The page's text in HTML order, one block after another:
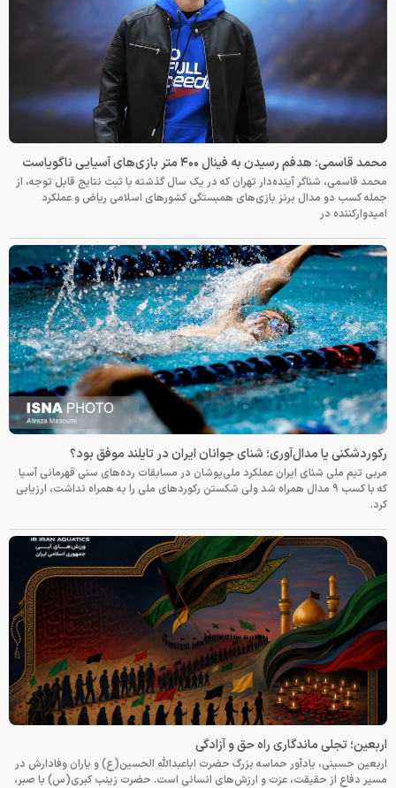
محمد قاسمی: هدفم رسیدن به فینال ۴۰۰ متر بازی‌های آسیایی ناگویاست
محمد قاسمی، شناگر آینده‌دار تهران که در یک سال گذشته با ثبت نتایج قابل توجه، از
جمله کسب دو مدال برنز بازی‌های همبستگی کشورهای اسلامی ریاض و عملکرد
امیدوارکننده در
رکوردشکنی یا مدال‌آوری؛ شنای جوانان ایران در تایلند موفق بود؟
مربی تیم ملی شنای ایران عملکرد ملی‌پوشان در مسابقات رده‌های سنی قهرمانی آسیا
که با کسب ۹ مدال همراه شد ولی شکستن رکوردهای ملی را به همراه نداشت، ارزیابی
کرد.
اربعین؛ تجلی ماندگاری راه حق و آزادگی
اربعین حسینی، یادآور حماسه بزرگ حضرت اباعبدالله الحسین(ع) و یاران وفادارش در
مسیر دفاع از حقیقت، عزت و ارزش‌های انسانی است. حضرت زینب کبری(س) با صبر،